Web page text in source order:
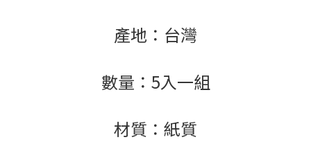
產地：台灣
數量：5入一組
材質：紙質